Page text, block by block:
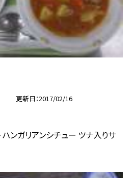
更新日 2017/02/16
ンガリアンシチュー ツナ入りサ